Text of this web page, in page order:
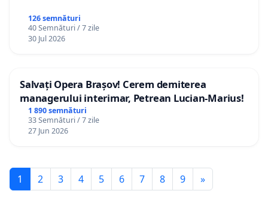
126 semnături
40 Semnături / 7 zile
30 Jul 2026
Salvați Opera Brașov! Cerem demiterea
managerului interimar, Petrean Lucian-Marius!
1 890 semnături
33 Semnături / 7 zile
27 Jun 2026
1 2 3 4 5 6 7 8 9 »